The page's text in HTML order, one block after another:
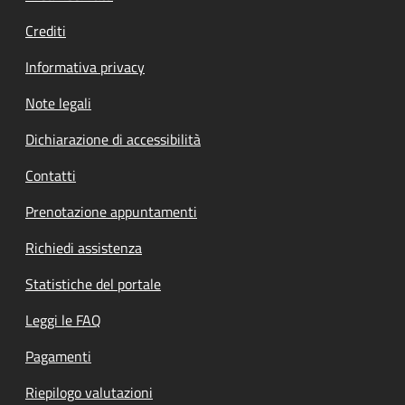
Crediti
Informativa privacy
Note legali
Dichiarazione di accessibilità
Contatti
Prenotazione appuntamenti
Richiedi assistenza
Statistiche del portale
Leggi le FAQ
Pagamenti
Riepilogo valutazioni